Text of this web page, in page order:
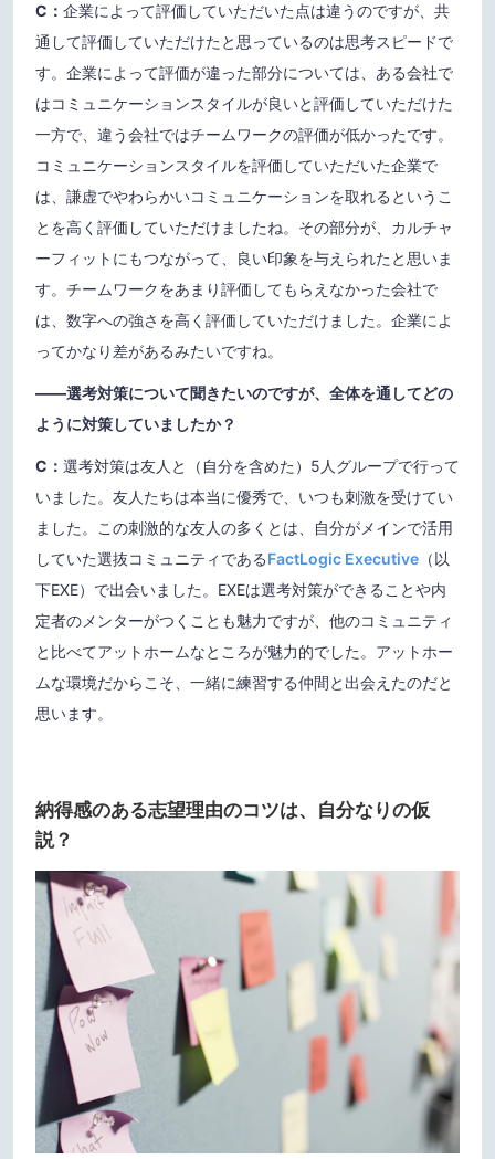
C： 企業によって評価していただいた点は違うのですが、共
通して評価していただけたと思っているのは思考スピードで
す。企業によって評価が違った部分については、ある会社で
はコミュニケーションスタイルが良いと評価していただけた
一方で、違う会社ではチームワークの評価が低かったです。
コミュニケーションスタイルを評価していただいた企業で
は、謙虚でやわらかいコミュニケーションを取れるというこ
とを高く評価していただけましたね。その部分が、カルチャ
ーフィットにもつながって、良い印象を与えられたと思いま
す。チームワークをあまり評価してもらえなかった会社で
は、数字への強さを高く評価していただけました。企業によ
ってかなり差があるみたいですね。
——選考対策について聞きたいのですが、全体を通してどの
ように対策していましたか？
C： 選考対策は友人と（自分を含めた）5人グループで行って
いました。友人たちは本当に優秀で、いつも刺激を受けてい
ました。この刺激的な友人の多くとは、自分がメインで活用
していた選抜コミュニティであるFactLogic Executive （以
下EXE）で出会いました。EXEは選考対策ができることや内
定者のメンターがつくことも魅力ですが、他のコミュニティ
と比べてアットホームなところが魅力的でした。アットホー
ムな環境だからこそ、一緒に練習する仲間と出会えたのだと
思います。
納得感のある志望理由のコツは、自分なりの仮
説？